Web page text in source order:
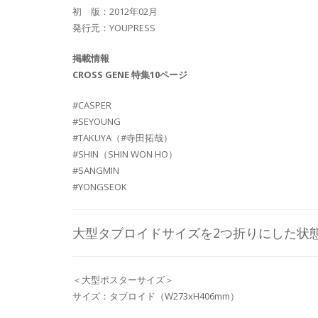
初 版：2012年02月
発行元：YOUPRESS
掲載情報
CROSS GENE 特集10ページ
#CASPER
#SEYOUNG
#TAKUYA（#寺田拓哉）
#SHIN（SHIN WON HO）
#SANGMIN
#YONGSEOK
大型タブロイドサイズを2つ折りにした状
＜大型ポスターサイズ＞
サイズ：タブロイド（W273xH406mm）